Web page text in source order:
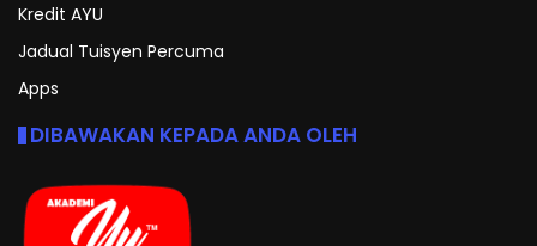
Kredit AYU
Jadual Tuisyen Percuma
Apps
DIBAWAKAN KEPADA ANDA OLEH